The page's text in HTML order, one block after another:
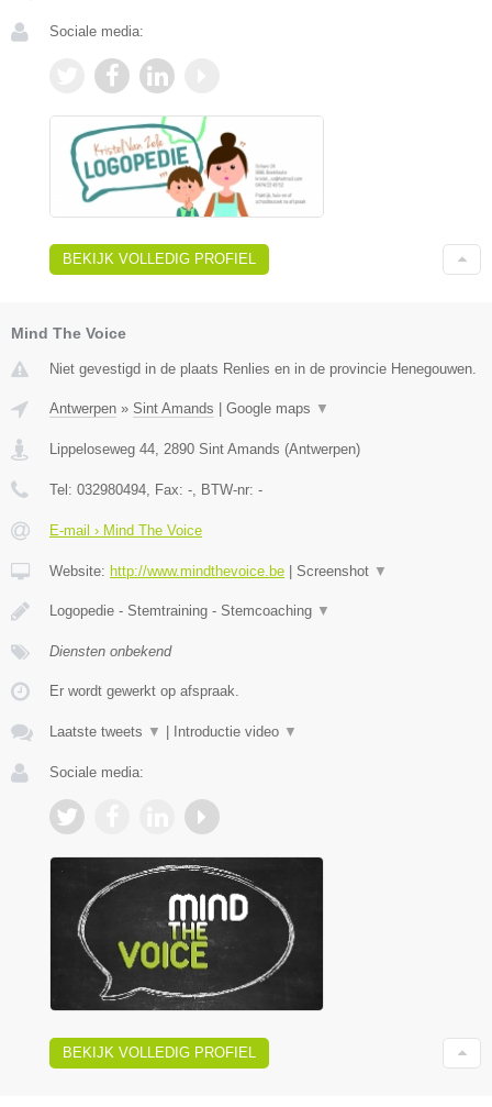
Sociale media:
BEKIJK VOLLEDIG PROFIEL
Mind The Voice
Niet gevestigd in de plaats Renlies en in de provincie Henegouwen.
Antwerpen » Sint Amands Google maps ▼
Lippeloseweg 44, 2890 Sint Amands (Antwerpen)
Tel: 032980494, Fax: -, BTW-nr: -
E-mail › Mind The Voice
Website: http://www.mindthevoice.be Screenshot ▼
Logopedie - Stemtraining - Stemcoaching ▼
Diensten onbekend
Er wordt gewerkt op afspraak.
Laatste tweets ▼ Introductie video ▼
Sociale media:
BEKIJK VOLLEDIG PROFIEL